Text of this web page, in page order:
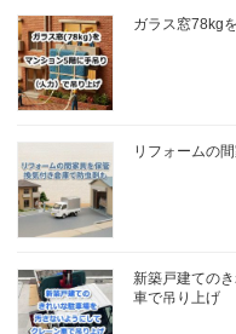
ガラス窓78kg
リフォームの
新築戸建ての
車で吊り上げ